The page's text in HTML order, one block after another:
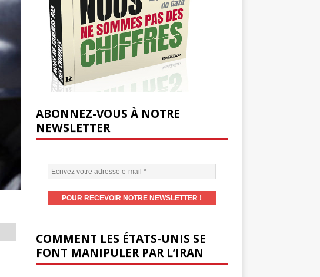
ABONNEZ-VOUS À NOTRE
NEWSLETTER
COMMENT LES ÉTATS-UNIS SE
FONT MANIPULER PAR L’IRAN